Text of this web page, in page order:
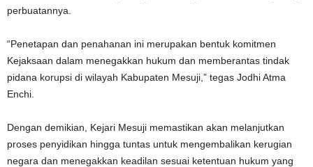
perbuatannya.
“Penetapan dan penahanan ini merupakan bentuk komitmen
Kejaksaan dalam menegakkan hukum dan memberantas tindak
pidana korupsi di wilayah Kabupaten Mesuji,” tegas Jodhi Atma
Enchi.
Dengan demikian, Kejari Mesuji memastikan akan melanjutkan
proses penyidikan hingga tuntas untuk mengembalikan kerugian
negara dan menegakkan keadilan sesuai ketentuan hukum yang